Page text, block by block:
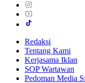
Redaksi
Tentang Kami
Kerjasama Iklan
SOP Wartawan
Pedoman Media